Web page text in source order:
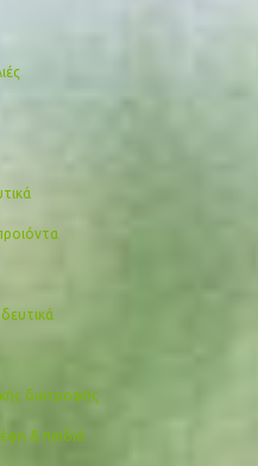
διατροφής
& παιδιά